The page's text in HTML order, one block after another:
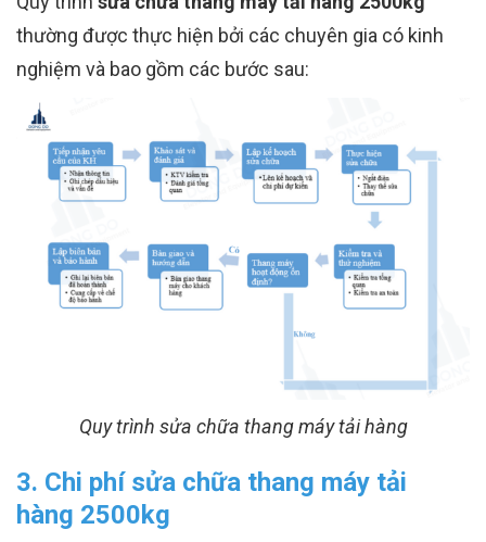
thường được thực hiện bởi các chuyên gia có kinh
nghiệm và bao gồm các bước sau:
Quy trình sửa chữa thang máy tải hàng
3. Chi phí sửa chữa thang máy tải
hàng 2500kg